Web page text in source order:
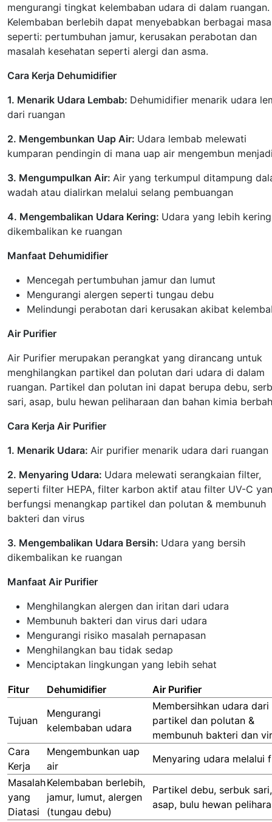
mengurangi tingkat kelembaban udara di dalam ruangan.
Kelembaban berlebih dapat menyebabkan berbagai
seperti: pertumbuhan jamur, kerusakan perabotan dan
masalah kesehatan seperti alergi dan asma.
Cara Kerja Dehumidifier
1. Menarik Udara Lembab: Dehumidifier menarik udara
dari ruangan
2. Mengembunkan Uap Air: Udara lembab melewati
kumparan pendingin di mana uap air mengembun
3. Mengumpulkan Air: Air yang terkumpul ditampung
wadah atau dialirkan melalui selang pembuangan
4. Mengembalikan Udara Kering: Udara yang lebih kering
dikembalikan ke ruangan
Manfaat Dehumidifier
Mencegah pertumbuhan jamur dan lumut
Mengurangi alergen seperti tungau debu
Melindungi perabotan dari kerusakan akibat
Air Purifier
Air Purifier merupakan perangkat yang dirancang untuk
menghilangkan partikel dan polutan dari udara di dalam
ruangan. Partikel dan polutan ini dapat berupa debu,
sari, asap, bulu hewan peliharaan dan bahan kimia
Cara Kerja Air Purifier
1. Menarik Udara: Air purifier menarik udara dari ruangan
2. Menyaring Udara: Udara melewati serangkaian filter,
seperti filter HEPA, filter karbon aktif atau filter UV-C
berfungsi menangkap partikel dan polutan & membunuh
bakteri dan virus
3. Mengembalikan Udara Bersih: Udara yang bersih
dikembalikan ke ruangan
Manfaat Air Purifier
Menghilangkan alergen dan iritan dari udara
Membunuh bakteri dan virus dari udara
Mengurangi risiko masalah pernapasan
Menghilangkan bau tidak sedap
Menciptakan lingkungan yang lebih sehat
Fitur Dehumidifier Air Purifier
Tujuan
Mengurangi
kelembaban udara
Membersihkan udara dari
partikel dan polutan &
membunuh bakteri dan
Cara
Kerja
Mengembunkan uap
air
Menyaring udara melalui
Masalah
yang
Diatasi
Kelembaban berlebih,
jamur, lumut, alergen
(tungau debu)
Partikel debu, serbuk sari,
asap, bulu hewan